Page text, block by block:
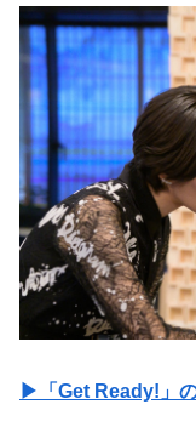
▶︎「Get Ready!」